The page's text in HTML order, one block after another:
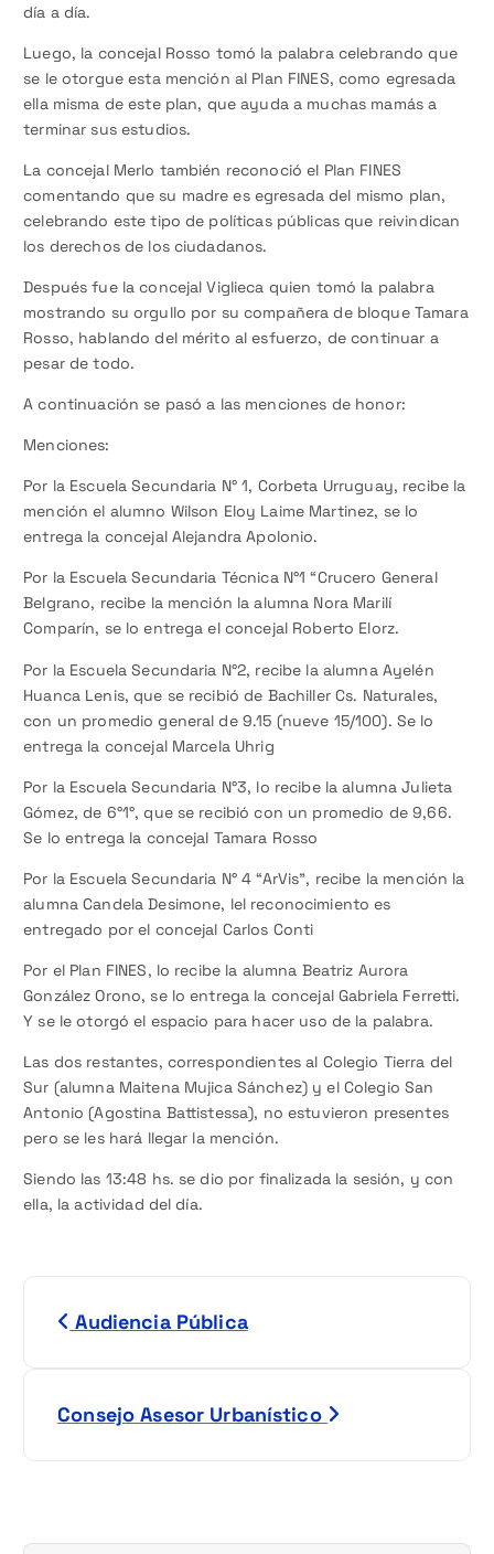
día a día.
Luego, la concejal Rosso tomó la palabra celebrando que
se le otorgue esta mención al Plan FINES, como egresada
ella misma de este plan, que ayuda a muchas mamás a
terminar sus estudios.
La concejal Merlo también reconoció el Plan FINES
comentando que su madre es egresada del mismo plan,
celebrando este tipo de políticas públicas que reivindican
los derechos de los ciudadanos.
Después fue la concejal Viglieca quien tomó la palabra
mostrando su orgullo por su compañera de bloque Tamara
Rosso, hablando del mérito al esfuerzo, de continuar a
pesar de todo.
A continuación se pasó a las menciones de honor:
Menciones:
Por la Escuela Secundaria N° 1, Corbeta Urruguay, recibe la
mención el alumno Wilson Eloy Laime Martinez, se lo
entrega la concejal Alejandra Apolonio.
Por la Escuela Secundaria Técnica N°1 “Crucero General
Belgrano, recibe la mención la alumna Nora Marilí
Comparín, se lo entrega el concejal Roberto Elorz.
Por la Escuela Secundaria N°2, recibe la alumna Ayelén
Huanca Lenis, que se recibió de Bachiller Cs. Naturales,
con un promedio general de 9.15 (nueve 15/100). Se lo
entrega la concejal Marcela Uhrig
Por la Escuela Secundaria N°3, lo recibe la alumna Julieta
Gómez, de 6°1°, que se recibió con un promedio de 9,66.
Se lo entrega la concejal Tamara Rosso
Por la Escuela Secundaria N° 4 “ArVis”, recibe la mención la
alumna Candela Desimone, lel reconocimiento es
entregado por el concejal Carlos Conti
Por el Plan FINES, lo recibe la alumna Beatriz Aurora
González Orono, se lo entrega la concejal Gabriela Ferretti.
Y se le otorgó el espacio para hacer uso de la palabra.
Las dos restantes, correspondientes al Colegio Tierra del
Sur (alumna Maitena Mujica Sánchez) y el Colegio San
Antonio (Agostina Battistessa), no estuvieron presentes
pero se les hará llegar la mención.
Siendo las 13:48 hs. se dio por finalizada la sesión, y con
ella, la actividad del día.
a
Audiencia Pública
Consejo Asesor Urbanístico